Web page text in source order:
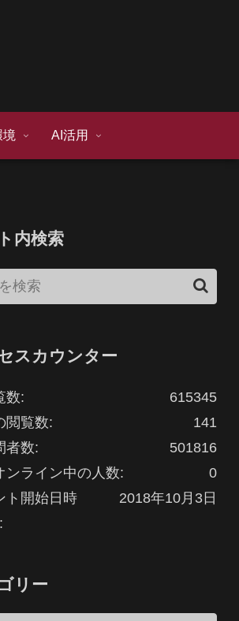
境 AI活用
内検索
スカウンター
615345
数:
141
閲覧数:
501816
者数:
0
ンライン中の人数:
2018年10月3日
ト開始日時
リー